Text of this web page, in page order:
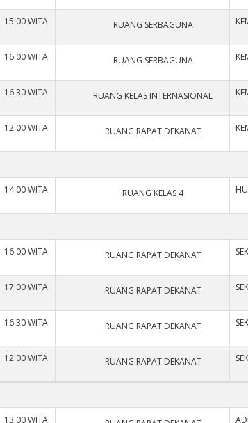
15.00 WITA RUANG SERBAGUNA
16.00 WITA RUANG SERBAGUNA
16.30 WITA RUANG KELAS INTERNASIONAL
12.00 WITA RUANG RAPAT DEKANAT
14.00 WITA RUANG KELAS 4
16.00 WITA RUANG RAPAT DEKANAT
17.00 WITA RUANG RAPAT DEKANAT
16.30 WITA RUANG RAPAT DEKANAT
12.00 WITA RUANG RAPAT DEKANAT
13.00 WITA